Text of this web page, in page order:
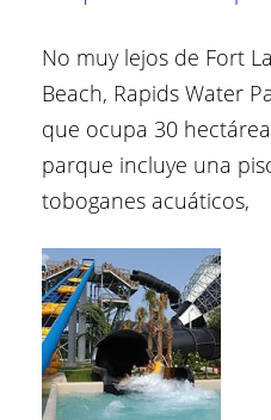
No muy lejos de Fort
Beach, Rapids Water
que ocupa 30
parque incluye una
toboganes acuáticos,